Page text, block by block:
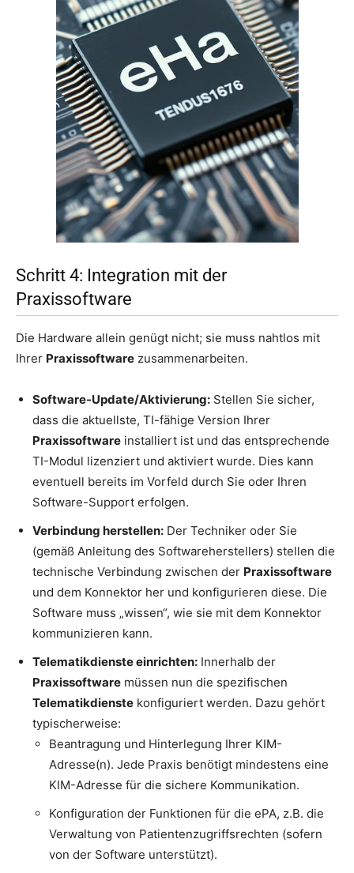
Schritt 4: Integration mit der
Praxissoftware
Die Hardware allein genügt nicht; sie muss nahtlos mit
Ihrer Praxissoftware zusammenarbeiten.
Software-Update/Aktivierung: Stellen Sie sicher,
dass die aktuellste, TI-fähige Version Ihrer
Praxissoftware installiert ist und das entsprechende
TI-Modul lizenziert und aktiviert wurde. Dies kann
eventuell bereits im Vorfeld durch Sie oder Ihren
Software-Support erfolgen.
Verbindung herstellen: Der Techniker oder Sie
(gemäß Anleitung des Softwareherstellers) stellen die
technische Verbindung zwischen der Praxissoftware
und dem Konnektor her und konfigurieren diese. Die
Software muss „wissen“, wie sie mit dem Konnektor
kommunizieren kann.
Telematikdienste einrichten: Innerhalb der
Praxissoftware müssen nun die spezifischen
Telematikdienste konfiguriert werden. Dazu gehört
typischerweise:
Beantragung und Hinterlegung Ihrer KIM-
Adresse(n). Jede Praxis benötigt mindestens eine
KIM-Adresse für die sichere Kommunikation.
Konfiguration der Funktionen für die ePA, z.B. die
Verwaltung von Patientenzugriffsrechten (sofern
von der Software unterstützt).